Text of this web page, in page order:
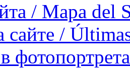
/ Mapa del
сайте /